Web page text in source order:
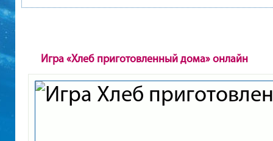
Игра «Хлеб приготовленный дома» онлайн